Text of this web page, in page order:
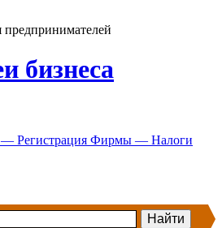
бизнеса
— Регистрация Фирмы — Налоги